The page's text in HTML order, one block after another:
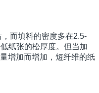
而填料的密度多在2.5-
纸张的松厚度。但当加
增加而增加，短纤维的纸